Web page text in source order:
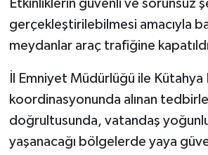
Etkinliklerin güvenli ve sorunsuz
gerçekleştirilebilmesi amacıyla
meydanlar araç trafiğine
İl Emniyet Müdürlüğü ile
koordinasyonunda alınan
doğrultusunda, vatandaş
yaşanacağı bölgelerde yaya
Vasıta
Vefat Haberleri
Yaşam